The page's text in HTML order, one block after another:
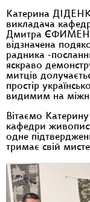
Катерина
викладача
Дмитра
відзначена
радника -
яскраво
митців
простір
видимим на
Вітаємо
кафедри
одне
тримає свій